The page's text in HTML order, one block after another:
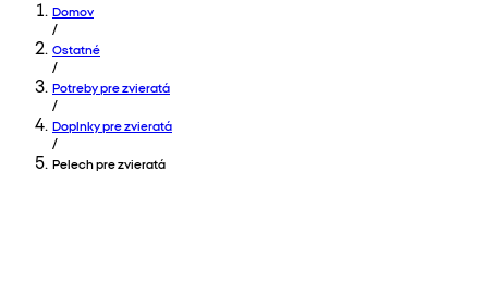
Domov
/
Ostatné
/
Potreby pre zvieratá
/
Doplnky pre zvieratá
/
Pelech pre zvieratá